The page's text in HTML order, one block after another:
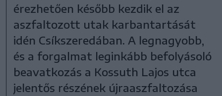
érezhetően később kezdik el az
aszfaltozott utak karbantartását
idén Csíkszeredában. A legnagyobb,
és a forgalmat leginkább befolyásoló
beavatkozás a Kossuth Lajos utca
jelentős részének újraaszfaltozása